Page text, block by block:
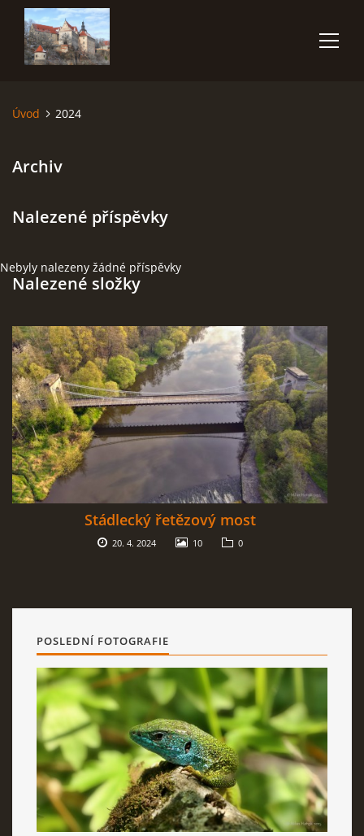
ÚVOD
NĚCO O MNĚ
FOTOALBUM
VIDEA
JAK FOTOGRAFOVAT BLESKY
NÁVŠTĚVNÍ KNIHA
Milan Hořejší
tel: 723 110 399
Milan Hořejší © 2026 eStránky.cz |RSS|WebSlice |Tisk|
Úvod 2024
Archiv
Nalezené příspěvky
Nebyly nalezeny žádné příspěvky
Nalezené složky
Stádlecký řetězový most
20. 4. 2024 10 0
POSLEDNÍ FOTOGRAFIE